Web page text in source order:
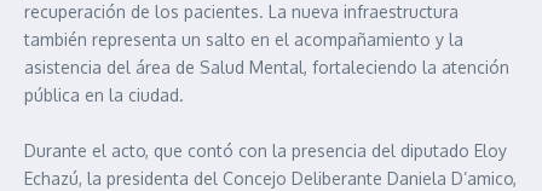
recuperación de los pacientes. La nueva infraestructura
también representa un salto en el acompañamiento y la
asistencia del área de Salud Mental, fortaleciendo la atención
pública en la ciudad.
Durante el acto, que contó con la presencia del diputado Eloy
Echazú, la presidenta del Concejo Deliberante Daniela D’amico,